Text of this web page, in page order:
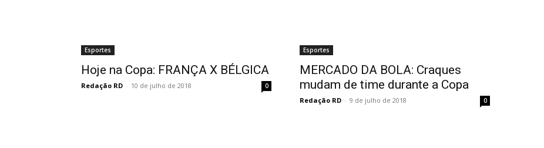
Esportes
Hoje na Copa: FRANÇA X BÉLGICA
Redação RD - 10 de julho de 2018 0
Esportes
MERCADO DA BOLA: Craques
mudam de time durante a Copa
Redação RD - 9 de julho de 2018 0